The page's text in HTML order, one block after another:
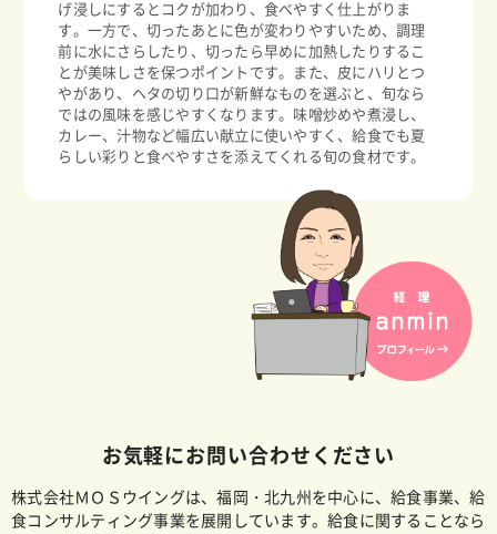
げ浸しにするとコクが加わり、食べやすく仕上がりま
す。一方で、切ったあとに色が変わりやすいため、調理
前に水にさらしたり、切ったら早めに加熱したりするこ
とが美味しさを保つポイントです。また、皮にハリとつ
やがあり、ヘタの切り口が新鮮なものを選ぶと、旬なら
ではの風味を感じやすくなります。味噌炒めや煮浸し、
カレー、汁物など幅広い献立に使いやすく、給食でも夏
らしい彩りと食べやすさを添えてくれる旬の食材です。
お気軽にお問い合わせください
株式会社ＭＯＳウイングは、福岡・北九州を中心に、給食事業、給
食コンサルティング事業を展開しています。給食に関することなら